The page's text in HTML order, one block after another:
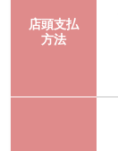
店頭支払
方法